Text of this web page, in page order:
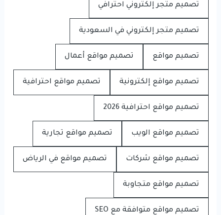
تصميم متجر إلكتروني احترافي
تصميم متجر إلكتروني في السعودية
تصميم مواقع تصميم مواقع أعمال
تصميم مواقع إلكترونية تصميم مواقع احترافية
تصميم مواقع احترافية 2026
تصميم مواقع الويب تصميم مواقع تجارية
تصميم مواقع شركات تصميم مواقع في الرياض
تصميم مواقع متجاوبة
تصميم مواقع متوافقة مع SEO